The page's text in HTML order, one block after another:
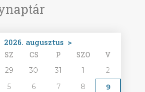
2026. augusztus >
SZ CS P SZO V
29 30 31 1
2
5 6 7 8
9